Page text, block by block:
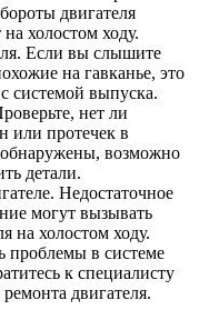
двигателя
холостом ходу.
Если вы слышите
на гавканье, это
системой выпуска.
нет ли
или протечек в
возможно
детали.
Недостаточное
могут вызывать
на холостом ходу.
проблемы в системе
к специалисту
двигателя.